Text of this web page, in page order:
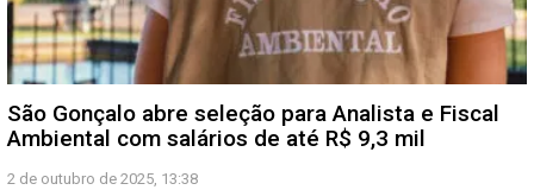
São Gonçalo abre seleção para Analista e Fiscal
Ambiental com salários de até R$ 9,3 mil
2 de outubro de 2025, 13:38